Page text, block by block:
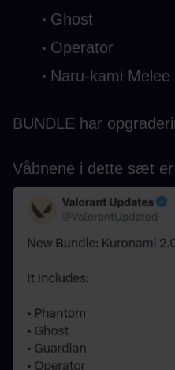
Ghost
Operator
Naru-kami Melee
BUNDLE har
Våbnene i dette sæt